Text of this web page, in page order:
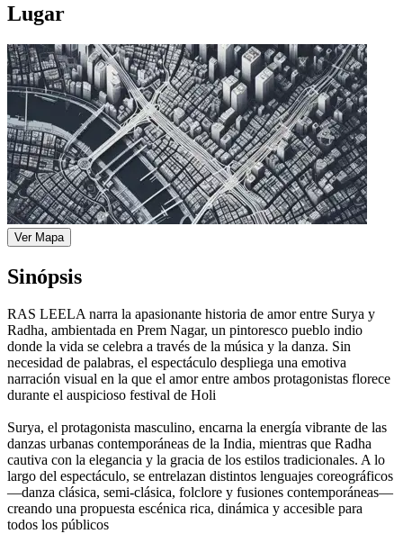
Lugar
Ver Mapa
Sinópsis
RAS LEELA narra la apasionante historia de amor entre Surya y
Radha, ambientada en Prem Nagar, un pintoresco pueblo indio
donde la vida se celebra a través de la música y la danza. Sin
necesidad de palabras, el espectáculo despliega una emotiva
narración visual en la que el amor entre ambos protagonistas florece
durante el auspicioso festival de Holi
Surya, el protagonista masculino, encarna la energía vibrante de las
danzas urbanas contemporáneas de la India, mientras que Radha
cautiva con la elegancia y la gracia de los estilos tradicionales. A lo
largo del espectáculo, se entrelazan distintos lenguajes coreográficos
—danza clásica, semi-clásica, folclore y fusiones contemporáneas—
creando una propuesta escénica rica, dinámica y accesible para
todos los públicos